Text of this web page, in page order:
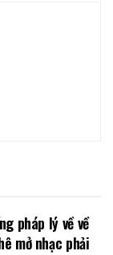
pháp lý về về
mở nhạc phải